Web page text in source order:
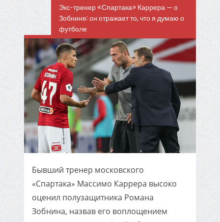
Экс-тренер «Спартака» Каррера — о
Зобнине: он отражает то, что я думаю о
футболе
Бывший тренер московского
«Спартака» Массимо Каррера высоко
оценил полузащитника Романа
Зобнина, назвав его воплощением